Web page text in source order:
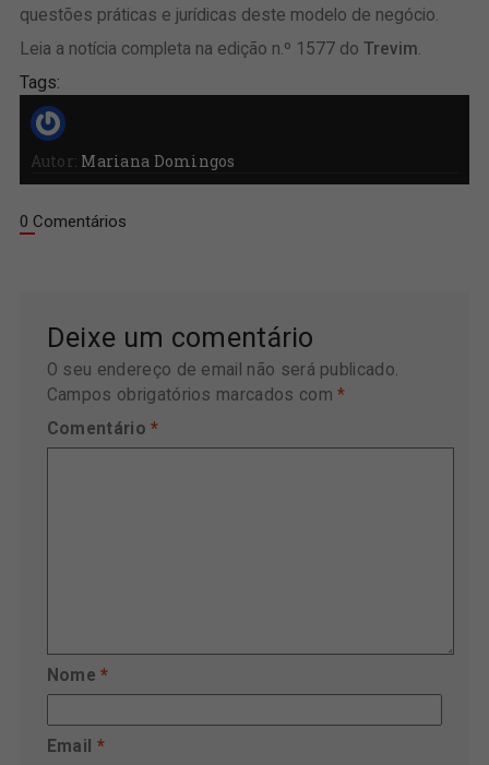
questões práticas e jurídicas deste modelo de negócio.
Leia a notícia completa na edição n.º 1577 do Trevim.
Tags:
Autor: Mariana Domingos
0 Comentários
Deixe um comentário
O seu endereço de email não será publicado.
Campos obrigatórios marcados com*
Comentário*
Nome*
Email *